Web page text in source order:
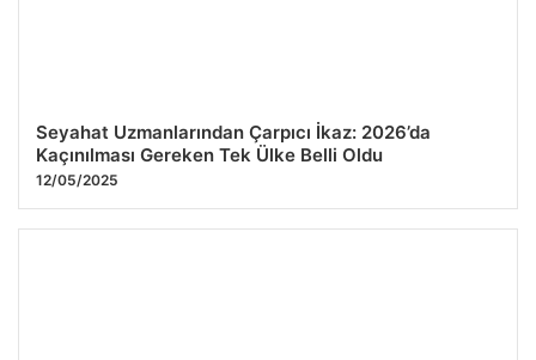
Seyahat Uzmanlarından Çarpıcı İkaz: 2026’da
Kaçınılması Gereken Tek Ülke Belli Oldu
12/05/2025